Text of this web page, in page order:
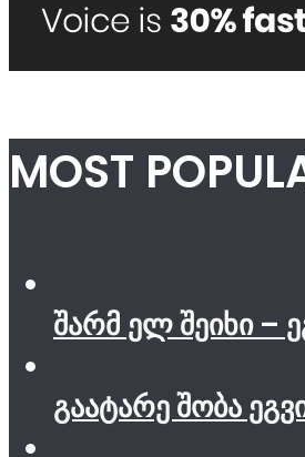
MOST
შარმ ელ შეიხი –
გაატარე შობა